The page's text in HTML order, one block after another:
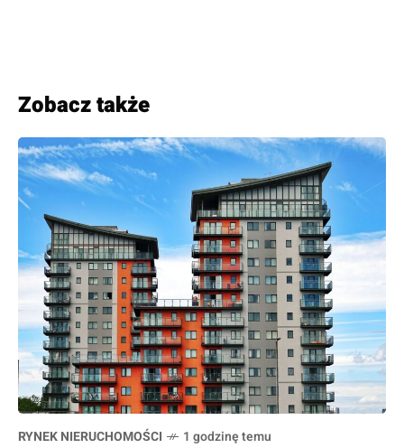
Zobacz także
RYNEK NIERUCHOMOŚCI 1 godzinę temu